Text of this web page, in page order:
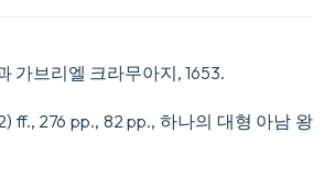
가브리엘 크라무아지, 1653.
ff., 276 pp., 82 pp., 하나의 대형 아남 왕